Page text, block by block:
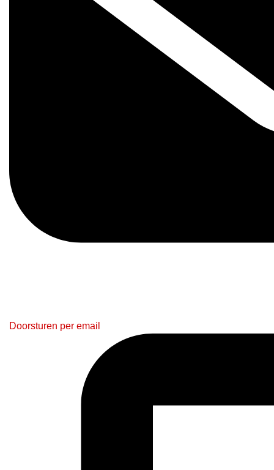
Doorsturen per email